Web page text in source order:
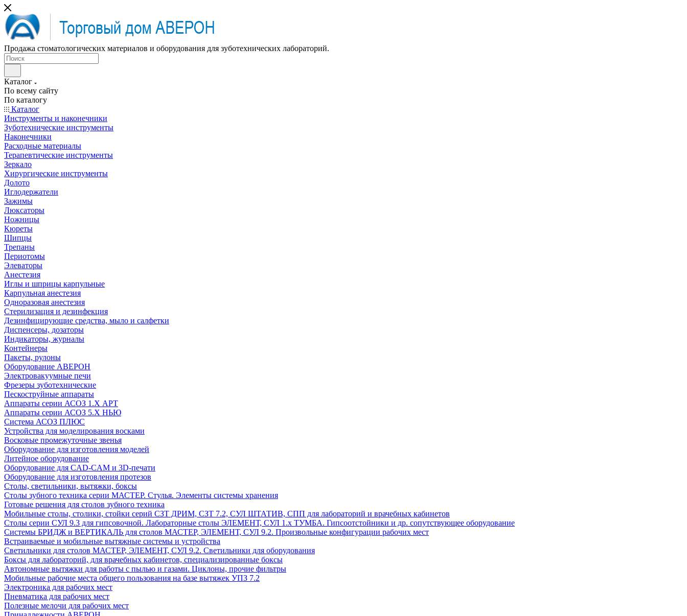
Продажа стоматологических материалов и оборудования для зуботехнических лабораторий.
Каталог
По всему сайту
По каталогу
Каталог
Инструменты и наконечники
Зуботехнические инструменты
Наконечники
Расходные материалы
Терапевтические инструменты
Зеркало
Хирургические инструменты
Долото
Иглодержатели
Зажимы
Люксаторы
Ножницы
Кюреты
Шипцы
Трепаны
Периотомы
Элеваторы
Анестезия
Иглы и шприцы карпульные
Карпульная анестезия
Одноразовая анестезия
Стерилизация и дезинфекция
Дезинфицирующие средства, мыло и салфетки
Диспенсеры, дозаторы
Индикаторы, журналы
Контейнеры
Пакеты, рулоны
Оборудование АВЕРОН
Электровакуумные печи
Фрезеры зуботехнические
Пескоструйные аппараты
Аппараты серии АСОЗ 1.Х АРТ
Аппараты серии АСОЗ 5.Х НЬЮ
Система АСОЗ ПЛЮС
Устройства для моделирования восками
Восковые промежуточные звенья
Оборудование для изготовления моделей
Литейное оборудование
Оборудование для CAD-CAM и 3D-печати
Оборудование для изготовления протезов
Cтолы, светильники, вытяжки, боксы
Столы зубного техника серии МАСТЕР. Стулья. Элементы системы хранения
Готовые решения для столов зубного техника
Мобильные столы, столики, стойки серий СЗТ ДРИМ, СЗТ 7.2, СУЛ ШТАТИВ, СПП для лабораторий и врачебных кабинетов
Столы серии СУЛ 9.3 для гипсовочной. Лабораторные столы ЭЛЕМЕНТ, СУЛ 1.х ТУМБА. Гипсоотстойники и др. сопутствующее оборудование
Системы БРИДЖ и ВЕРТИКАЛЬ для столов МАСТЕР, ЭЛЕМЕНТ, СУЛ 9.2. Произвольные конфигурации рабочих мест
Встраиваемые и мобильные вытяжные системы и устройства
Светильники для столов МАСТЕР, ЭЛЕМЕНТ, СУЛ 9.2. Светильники для оборудования
Боксы для лабораторий, для врачебных кабинетов, специализированные боксы
Автономные вытяжки для работы с пылью и газами. Циклоны, прочие фильтры
Мобильные рабочие места общего пользования на базе вытяжек УПЗ 7.2
Электроника для рабочих мест
Пневматика для рабочих мест
Полезные мелочи для рабочих мест